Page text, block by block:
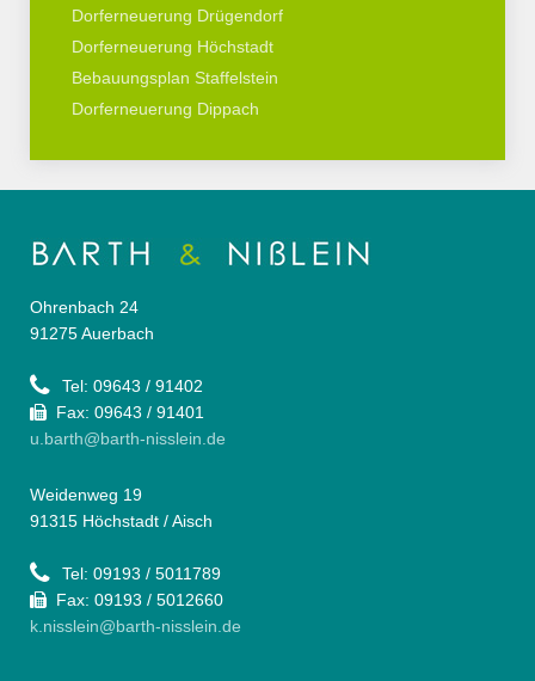
Dorferneuerung Drügendorf
Dorferneuerung Höchstadt
Bebauungsplan Staffelstein
Dorferneuerung Dippach
Ohrenbach 24
91275 Auerbach
Tel: 09643 / 91402
Fax: 09643 / 91401
u.barth@barth-nisslein.de
Weidenweg 19
91315 Höchstadt / Aisch
Tel: 09193 / 5011789
Fax: 09193 / 5012660
k.nisslein@barth-nisslein.de